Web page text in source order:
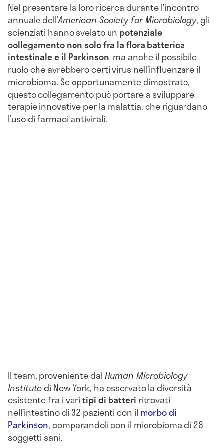
Nel presentare la loro ricerca durante l’incontro
annuale dell’American Society for Microbiology, gli
scienziati hanno svelato un potenziale
collegamento non solo fra la flora batterica
intestinale e il Parkinson, ma anche il possibile
ruolo che avrebbero certi virus nell’influenzare il
microbioma. Se opportunamente dimostrato,
questo collegamento può portare a sviluppare
terapie innovative per la malattia, che riguardano
l’uso di farmaci antivirali.
Il team, proveniente dalHuman Microbiology
Institutedi New York, ha osservato la diversità
esistente fra i varitipi di batteri ritrovati
nell’intestino di 32 pazienti con il morbo di
Parkinson, comparandoli con il microbioma di 28
soggetti sani.